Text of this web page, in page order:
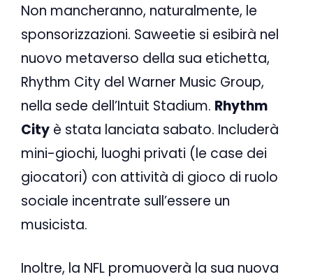
Non mancheranno, naturalmente, le
sponsorizzazioni. Saweetie si esibirà nel
nuovo metaverso della sua etichetta,
Rhythm City del Warner Music Group,
nella sede dell’Intuit Stadium. Rhythm
City è stata lanciata sabato. Includerà
mini-giochi, luoghi privati (le case dei
giocatori) con attività di gioco di ruolo
sociale incentrate sull’essere un
musicista.
Inoltre, la NFL promuoverà la sua nuova